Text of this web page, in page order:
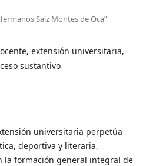
Saíz Montes de Oca”
extensión universitaria,
sustantivo
universitaria perpetúa
deportiva y literaria,
la formación general integral de